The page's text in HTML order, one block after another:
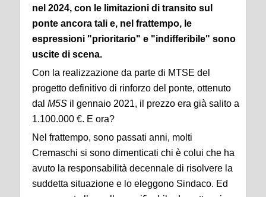
nel 2024, con le limitazioni di transito sul
ponte ancora tali e, nel frattempo, le
espressioni "prioritario" e "indifferibile" sono
uscite di scena.
Con la realizzazione da parte di MTSE del
progetto definitivo di rinforzo del ponte, ottenuto
dal M5S il gennaio 2021, il prezzo era già salito a
1.100.000 €. E ora?
Nel frattempo, sono passati anni, molti
Cremaschi si sono dimenticati chi è colui che ha
avuto la responsabilità decennale di risolvere la
suddetta situazione e lo eleggono Sindaco. Ed